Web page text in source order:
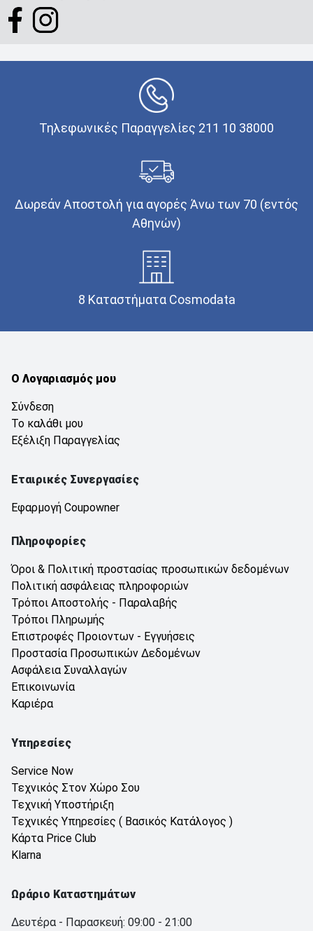
Τηλεφωνικές Παραγγελίες 211 10 38000
Δωρεάν Αποστολή για αγορές Άνω των 70 (εντός
Αθηνών)
8 Καταστήματα Cosmodata
Ο Λογαριασμός μου
Σύνδεση
Το καλάθι μου
Εξέλιξη Παραγγελίας
Εταιρικές Συνεργασίες
Εφαρμογή Coupowner
Πληροφορίες
Όροι & Πολιτική προστασίας προσωπικών δεδομένων
Πολιτική ασφάλειας πληροφοριών
Τρόποι Αποστολής - Παραλαβής
Τρόποι Πληρωμής
Επιστροφές Προιοντων - Εγγυήσεις
Προστασία Προσωπικών Δεδομένων
Ασφάλεια Συναλλαγών
Επικοινωνία
Καριέρα
Υπηρεσίες
Service Now
Τεχνικός Στον Χώρο Σου
Τεχνική Υποστήριξη
Τεχνικές Υπηρεσίες ( Βασικός Κατάλογος )
Κάρτα Price Club
Klarna
Ωράριο Καταστημάτων
Δευτέρα - Παρασκευή: 09:00 - 21:00